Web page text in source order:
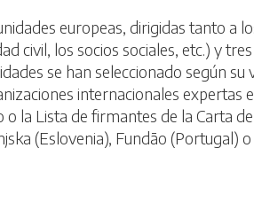
europeas, dirigidas tanto a
civil, los socios sociales, etc.) y
se han seleccionado según
internacionales expertas
la Lista de firmantes de la Carta
(Eslovenia), Fundão (Portugal)